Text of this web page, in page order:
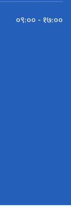
०९:०० - १७:००